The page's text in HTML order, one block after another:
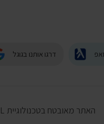
דרגו אותנו בגוגל
האתר מאובטח בטכנולוגיית SSL